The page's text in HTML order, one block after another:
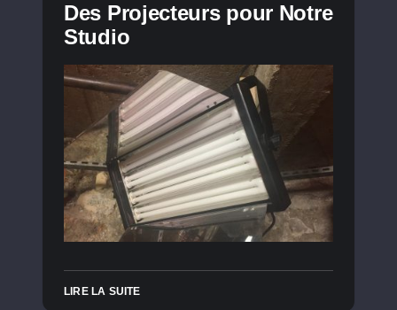
Des Projecteurs pour Notre
Studio
LIRE LA SUITE